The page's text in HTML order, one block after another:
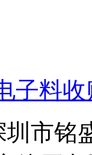
子料
圳市